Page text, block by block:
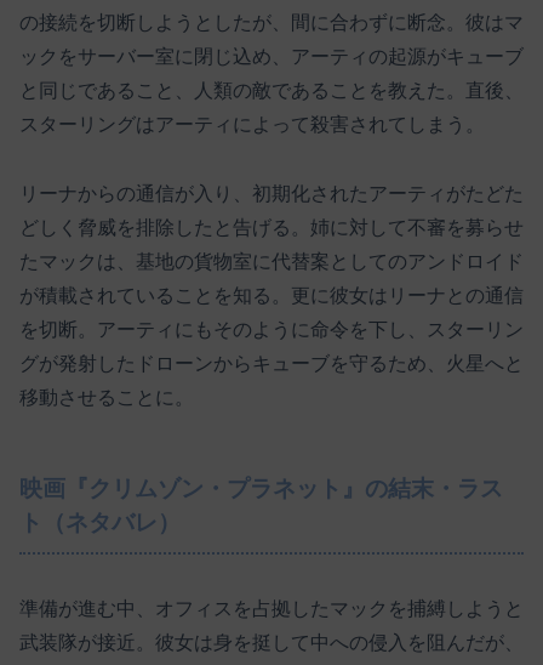
の接続を切断しようとしたが、間に合わずに断念。彼はマ
ックをサーバー室に閉じ込め、アーティの起源がキューブ
と同じであること、人類の敵であることを教えた。直後、
スターリングはアーティによって殺害されてしまう。
リーナからの通信が入り、初期化されたアーティがたどた
どしく脅威を排除したと告げる。姉に対して不審を募らせ
たマックは、基地の貨物室に代替案としてのアンドロイド
が積載されていることを知る。更に彼女はリーナとの通信
を切断。アーティにもそのように命令を下し、スターリン
グが発射したドローンからキューブを守るため、火星へと
移動させることに。
映画『クリムゾン・プラネット』の結末・ラス
ト（ネタバレ）
準備が進む中、オフィスを占拠したマックを捕縛しようと
武装隊が接近。彼女は身を挺して中への侵入を阻んだが、